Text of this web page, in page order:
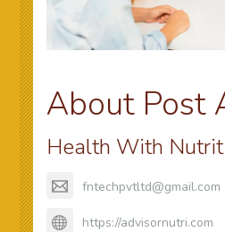
About Post
Health With
fntechpvtltd@gmail.com
https://advisornutri.com